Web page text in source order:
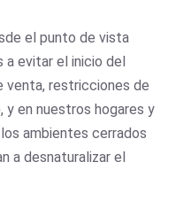
el punto de vista
a evitar el inicio del
venta, restricciones de
y en nuestros hogares y
ambientes cerrados
a desnaturalizar el